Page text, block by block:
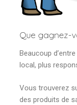
Que gagnez-
Beaucoup
local, plus
Vous trouverez
des produits de